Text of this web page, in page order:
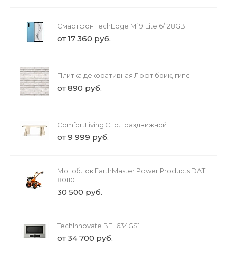
Смартфон TechEdge Mi 9 Lite 6/128GB
от 17 360 руб.
Плитка декоративная Лофт брик, гипс
от 890 руб.
ComfortLiving Стол раздвижной
от 9 999 руб.
Мотоблок EarthMaster Power Products DAT
80110
30 500 руб.
TechInnovate BFL634GS1
от 34 700 руб.